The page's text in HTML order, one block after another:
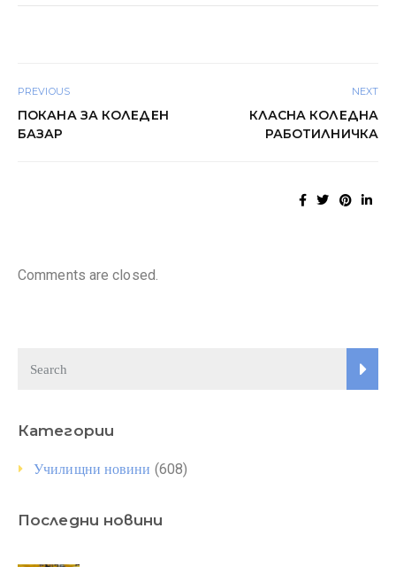
PREVIOUS
ПОКАНА ЗА КОЛЕДЕН
БАЗАР
NEXT
КЛАСНА КОЛЕДНА
РАБОТИЛНИЧКА
Comments are closed.
Категории
Училищни новини (608)
Последни новини